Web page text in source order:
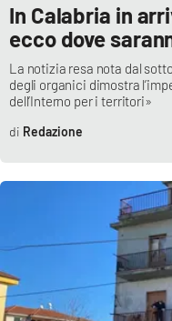
In Calabria in
ecco dove
La notizia resa nota dal
degli organici dimostra
dell’Interno per i territori»
Redazione